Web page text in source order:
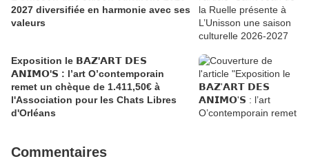
2027 diversifiée en harmonie avec ses
valeurs
Exposition le 𝗕𝗔𝗭'𝗔𝗥𝗧 𝗗𝗘𝗦
𝗔𝗡𝗜𝗠𝗢'𝗦 : l’art O’contemporain
remet un chèque de 1.411,50€ à
l'Association pour les Chats Libres
d'Orléans
Commentaires